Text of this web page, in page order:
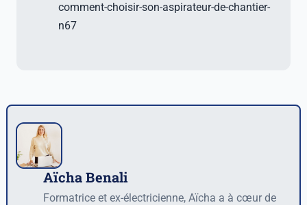
comment-choisir-son-aspirateur-de-chantier-
n67
AuteurAïcha Benali
Formatrice et ex-électricienne, Aïcha a à cœur de